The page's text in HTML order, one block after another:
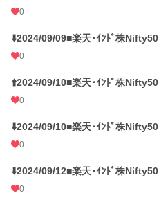
0
⬇️2024/09/09■楽天･ｲﾝﾄﾞ株Nifty50
0
⬆️2024/09/10■楽天･ｲﾝﾄﾞ株Nifty50
0
⬇️2024/09/10■楽天･ｲﾝﾄﾞ株Nifty50
0
⬇️2024/09/12■楽天･ｲﾝﾄﾞ株Nifty50
0